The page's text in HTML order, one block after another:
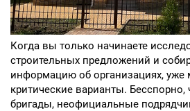
Когда вы только начинаете
строительных предложений и
информацию об организациях, уже
критические варианты. Бесспорно,
бригады, неофициальные